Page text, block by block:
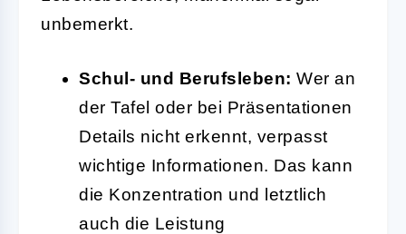
unbemerkt.
Schul- und Berufsleben: Wer an
der Tafel oder bei Präsentationen
Details nicht erkennt, verpasst
wichtige Informationen. Das kann
die Konzentration und letztlich
auch die Leistung